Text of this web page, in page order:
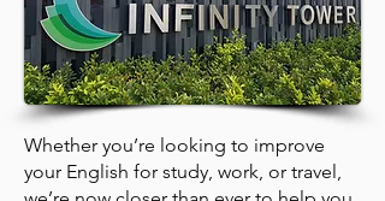
Whether you’re looking to improve
your English for study, work, or travel,